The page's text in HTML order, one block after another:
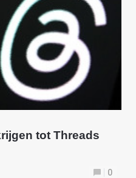
tot Threads
0